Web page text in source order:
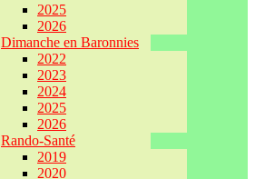
2025
2026
Dimanche en Baronnies
2022
2023
2024
2025
2026
Rando-Santé
2019
2020